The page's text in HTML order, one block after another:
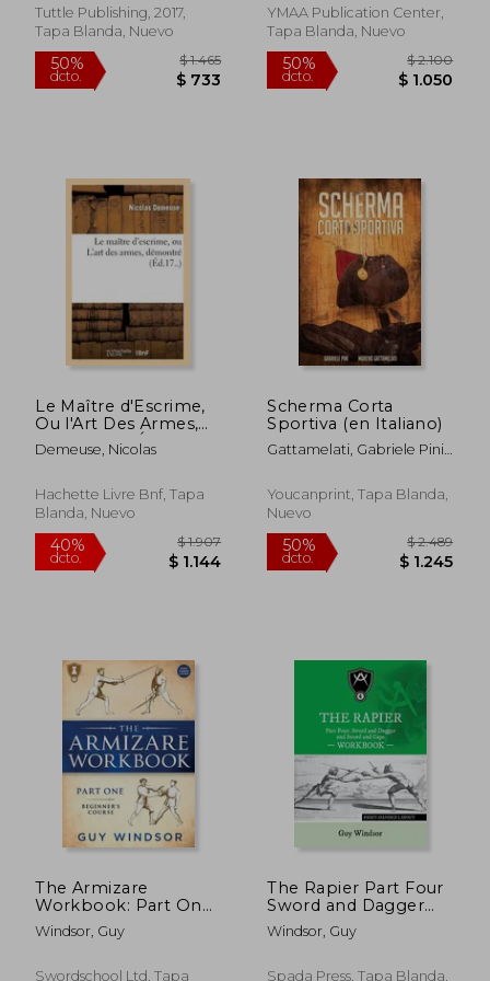
50%
dcto. $ 2.453
40%
dcto.
50% 40%
Tuttle Publishing, 2017,
Tapa Blanda, Nuevo
(en Inglés)
YMAA Publication Center,
Tapa Blanda, Nuevo
Le Maître d'Escrime,
Ou l'Art Des Armes,
Démontré (Éd.17..)
(en Francés)
Demeuse, Nicolas
Hachette Livre Bnf, Tapa
Blanda, Nuevo
Scherma Corta
Sportiva (en Italiano)
Gattamelati, Gabriele Pini
Youcanprint, Tapa Blanda,
Nuevo
The Armizare
Workbook: Part One:
The Beginners'
Course, Right-Handed
Windsor, Guy
Swordschool Ltd, Tapa
The Rapier Part Four
Sword and Dagger
and Sword and Cape
Workbook: Right
Inglés)
Windsor, Guy
Spada Press, Tapa Blanda,